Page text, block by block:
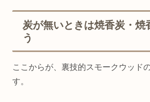
炭が無いときは焼香炭・焼
う
ここからが、裏技的スモークウッド
す。